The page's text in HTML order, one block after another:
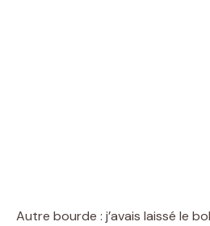
Autre bourde : j’avais laissé le